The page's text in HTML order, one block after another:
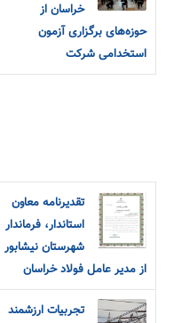
خراسان از
حوزه‌های برگزاری آزمون
استخدامی شرکت
تقدیرنامه معاون
استاندار، فرماندار
شهرستان نیشابور
از مدیر عامل فولاد خراسان
تجربیات ارزشمند